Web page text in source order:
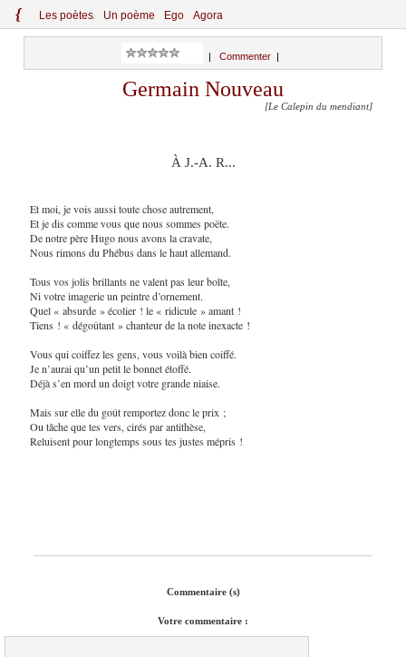
{ Les poètes Un poème Ego Agora
Commenter
Germain Nouveau
[Le Calepin du mendiant]
À J.-A. R...
Et moi, je vois aussi toute chose autrement,
Et je dis comme vous que nous sommes poëte.
De notre père Hugo nous avons la cravate,
Nous rimons du Phébus dans le haut allemand.
Tous vos jolis brillants ne valent pas leur boîte,
Ni votre imagerie un peintre d’ornement.
Quel « absurde » écolier ! le « ridicule » amant !
Tiens ! « dégoûtant » chanteur de la note inexacte !
Vous qui coiffez les gens, vous voilà bien coiffé.
Je n’aurai qu’un petit le bonnet étoffé.
Déjà s’en mord un doigt votre grande niaise.
Mais sur elle du goût remportez donc le prix ;
Ou tâche que tes vers, cirés par antithèse,
Reluisent pour longtemps sous tes justes mépris !
Commentaire (s)
Votre commentaire :